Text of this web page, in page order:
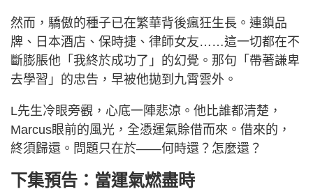
然而，驕傲的種子已在繁華背後瘋狂生長。連鎖品
牌、日本酒店、保時捷、律師女友……這一切都在不
斷膨脹他「我終於成功了」的幻覺。那句「帶著謙卑
去學習」的忠告，早被他拋到九霄雲外。
L先生冷眼旁觀，心底一陣悲涼。他比誰都清楚，
Marcus眼前的風光，全憑運氣賒借而來。借來的，
終須歸還。問題只在於——何時還？怎麼還？
下集預告：當運氣燃盡時